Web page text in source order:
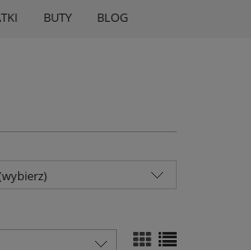
BUTY BLOG